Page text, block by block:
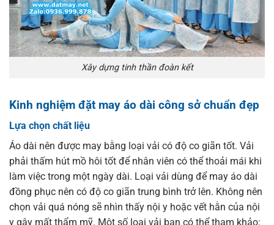
Xây dựng tinh thần đoàn kết
Kinh nghiệm đặt may áo dài công sở chuẩn đẹp
Lựa chọn chất liệu
Áo dài nên được may bằng loại vải có độ co giãn tốt. Vải
phải thấm hút mồ hôi tốt để nhân viên có thể thoải mái khi
làm việc trong một ngày dài. Loại vải dùng để may áo dài
đồng phục nên có độ co giãn trung bình trở lên. Không nên
chọn vải quá nóng sẽ nhìn thấy nội y hoặc vết hằn của nội
y gây mất thẩm mỹ. Một số loại vải bạn có thể tham khảo: